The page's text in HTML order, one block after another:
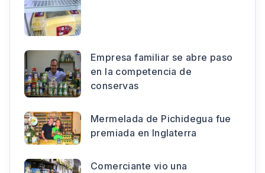
Empresa familiar se abre paso
en la competencia de
conservas
Mermelada de Pichidegua fue
premiada en Inglaterra
Comerciante vio una